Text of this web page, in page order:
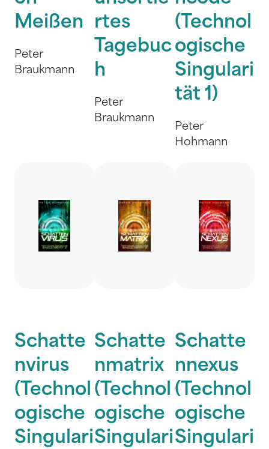
Meißen
Peter
Braukmann
rtes
Tagebuc
h
Peter
Braukmann
(Technol
ogische
Singulari
tät 1)
Peter
Hohmann
Schatte
nvirus
(Technol
ogische
Singulari
Schatte
nmatrix
(Technol
ogische
Singulari
Schatte
nnexus
(Technol
ogische
Singulari